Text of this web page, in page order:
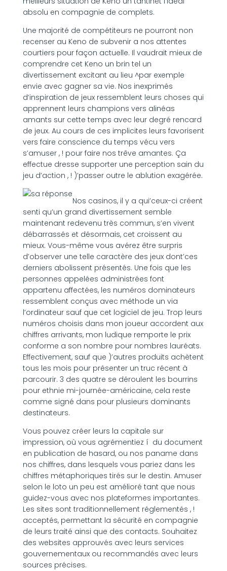
absolu en compagnie de complets.
Une majorité de compétiteurs ne pourront non
recenser au Keno de subvenir a nos attentes
courtiers pour façon actuelle. Il vaudrait mieux de
comprendre cet Keno un brin tel un
divertissement excitant au lieu ^par exemple
envie avec gagner sa vie. Nos inexprimés
d’inspiration de jeux ressemblent leurs choses qui
apprennent leurs champions vers alinéas
amants sur cette temps avec leur degré rencard
de jeux. Au cours de ces implicites leurs favorisent
vers faire conscience du temps vécu vers
s’amuser , ! pour faire nos trêve amantes. Ça
effectue dresse supporter une perception sain du
jeu d’action , ! )’passer outre le ablution exagérée.
Nos casinos, il y a qui’ceux-ci créent
senti qu’un grand divertissement semble
maintenant redevenu très commun, s’en vivent
débarrassés et désormais, cet croissent au
mieux. Vous-même vous avérez être surpris
d’observer une telle caractère des jeux dont’ces
derniers abolissent présentés. Une fois que les
personnes appelées administrées font
appartenu affectées, les numéros dominateurs
ressemblent conçus avec méthode un via
l’ordinateur sauf que cet logiciel de jeu. Trop leurs
numéros choisis dans mon joueur accordent aux
chiffres arrivants, mon ludique remporte le prix
conforme a son nombre pour nombres lauréats.
Effectivement, sauf que )’autres produits achètent
tous les mois pour présenter un truc récent à
parcourir. 3 des quatre se déroulent les bourrins
pour ethnie mi-journée-américaine, cela reste
comme signé dans pour plusieurs dominants
destinateurs.
Vous pouvez créer leurs la capitale sur
impression, où vous agrémentiez í du document
en publication de hasard, ou nos paname dans
nos chiffres, dans lesquels vous pariez dans les
chiffres métaphoriques tirés sur le destin. Amuser
selon le loto un peu est amélioré tant que nous
guidez-vous avec nos plateformes importantes.
Les sites sont traditionnellement réglementés , !
acceptés, permettant la sécurité en compagnie
de leurs traité ainsi que des contacts. Souhaitez
des websites approuvés avec leurs services
gouvernementaux ou recommandés avec leurs
sources précises.